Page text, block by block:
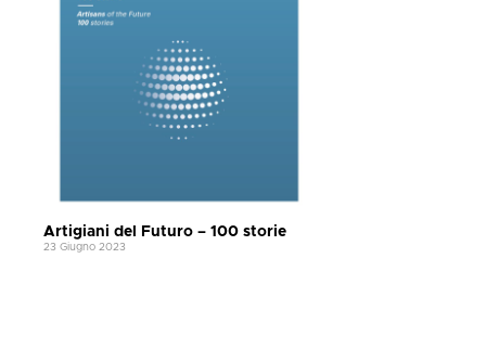
Artigiani del Futuro – 100 storie
23 Giugno 2023